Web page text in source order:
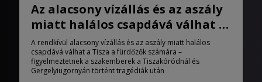
Az alacsony vízállás és az aszály
miatt halálos csapdává válhat a
Tisza
A rendkívül alacsony vízállás és az aszály miatt halálos
csapdává válhat a Tisza a fürdőzők számára –
figyelmeztetnek a szakemberek a Tiszakóródnál és
Gergelyiugornyán történt tragédiák után